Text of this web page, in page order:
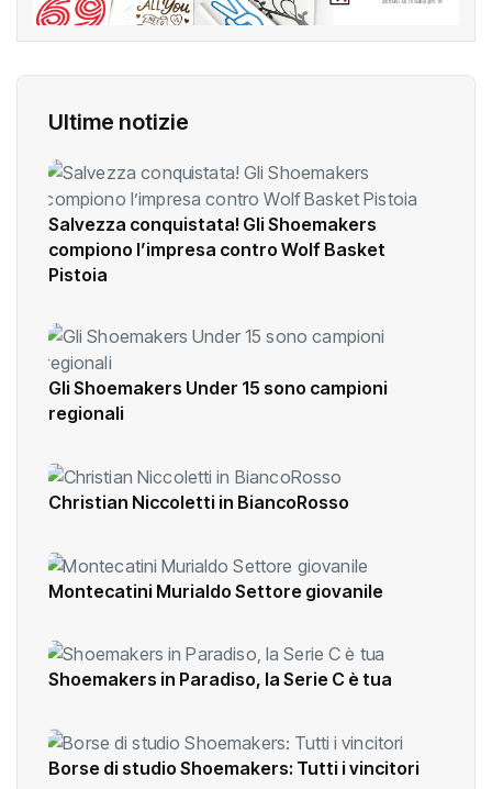
Ultime notizie
Salvezza conquistata! Gli Shoemakers
compiono l’impresa contro Wolf Basket
Pistoia
Gli Shoemakers Under 15 sono campioni
regionali
Christian Niccoletti in BiancoRosso
Montecatini Murialdo Settore giovanile
Shoemakers in Paradiso, la Serie C è tua
Borse di studio Shoemakers: Tutti i vincitori